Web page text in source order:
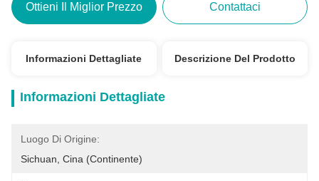
Ottieni Il Miglior Prezzo Contattaci
Informazioni Dettagliate Descrizione Del Prodotto
Informazioni Dettagliate
Luogo Di Origine:
Sichuan, Cina (continente)